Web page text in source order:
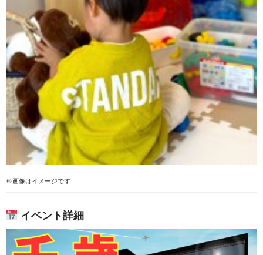
※画像はイメージです
イベント詳細